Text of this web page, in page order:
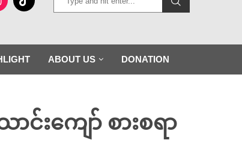
ABOUT US DONATION
းကျော် စားစရာ